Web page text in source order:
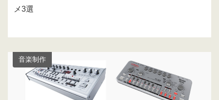
メ3選
音楽制作